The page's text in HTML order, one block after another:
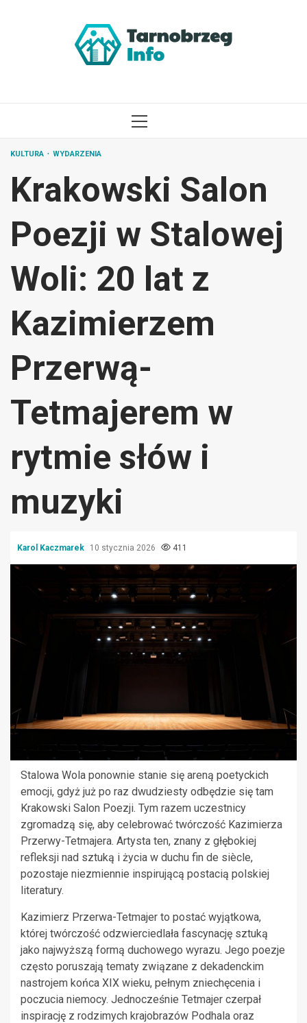
MENU
KULTURA WYDARZENIA
Krakowski Salon
Poezji w Stalowej
Woli: 20 lat z
Kazimierzem
Przerwą-
Tetmajerem w
rytmie słów i
muzyki
Karol Kaczmarek 10 stycznia 2026 411
Stalowa Wola ponownie stanie się areną poetyckich
emocji, gdyż już po raz dwudziesty odbędzie się tam
Krakowski Salon Poezji. Tym razem uczestnicy
zgromadzą się, aby celebrować twórczość Kazimierza
Przerwy-Tetmajera. Artysta ten, znany z głębokiej
refleksji nad sztuką i życia w duchu fin de siècle,
pozostaje niezmiennie inspirującą postacią polskiej
literatury.
Kazimierz Przerwa-Tetmajer to postać wyjątkowa,
której twórczość odzwierciedlała fascynację sztuką
jako najwyższą formą duchowego wyrazu. Jego poezje
często poruszają tematy związane z dekadenckim
nastrojem końca XIX wieku, pełnym zniechęcenia i
poczucia niemocy. Jednocześnie Tetmajer czerpał
inspirację z rodzimych krajobrazów Podhala oraz